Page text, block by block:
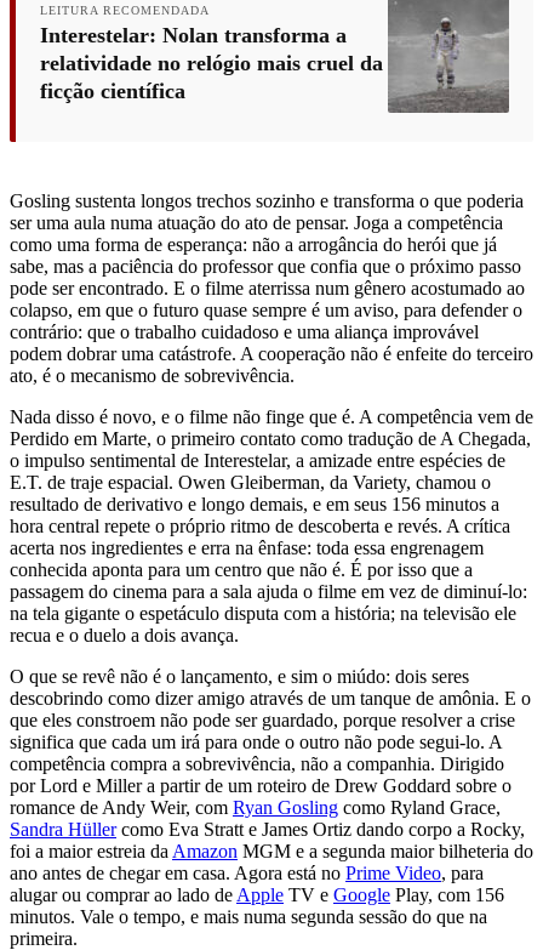
LEITURA RECOMENDADA
Interestelar: Nolan transforma a
relatividade no relógio mais cruel da
ficção científica
Gosling sustenta longos trechos sozinho e transforma o que poderia
ser uma aula numa atuação do ato de pensar. Joga a competência
como uma forma de esperança: não a arrogância do herói que já
sabe, mas a paciência do professor que confia que o próximo passo
pode ser encontrado. E o filme aterrissa num gênero acostumado ao
colapso, em que o futuro quase sempre é um aviso, para defender o
contrário: que o trabalho cuidadoso e uma aliança improvável
podem dobrar uma catástrofe. A cooperação não é enfeite do terceiro
ato, é o mecanismo de sobrevivência.
Nada disso é novo, e o filme não finge que é. A competência vem de
Perdido em Marte, o primeiro contato como tradução de A Chegada,
o impulso sentimental de Interestelar, a amizade entre espécies de
E.T. de traje espacial. Owen Gleiberman, da Variety, chamou o
resultado de derivativo e longo demais, e em seus 156 minutos a
hora central repete o próprio ritmo de descoberta e revés. A crítica
acerta nos ingredientes e erra na ênfase: toda essa engrenagem
conhecida aponta para um centro que não é. É por isso que a
passagem do cinema para a sala ajuda o filme em vez de diminuí-lo:
na tela gigante o espetáculo disputa com a história; na televisão ele
recua e o duelo a dois avança.
O que se revê não é o lançamento, e sim o miúdo: dois seres
descobrindo como dizer amigo através de um tanque de amônia. E o
que eles constroem não pode ser guardado, porque resolver a crise
significa que cada um irá para onde o outro não pode segui-lo. A
competência compra a sobrevivência, não a companhia. Dirigido
por Lord e Miller a partir de um roteiro de Drew Goddard sobre o
romance de Andy Weir, com Ryan Gosling como Ryland Grace,
Sandra Hüllercomo Eva Stratt e James Ortiz dando corpo a Rocky,
foi a maior estreia da Amazon MGM e a segunda maior bilheteria do
ano antes de chegar em casa. Agora está no Prime Video, para
alugar ou comprar ao lado de Apple TV e Google Play, com 156
minutos. Vale o tempo, e mais numa segunda sessão do que na
primeira.